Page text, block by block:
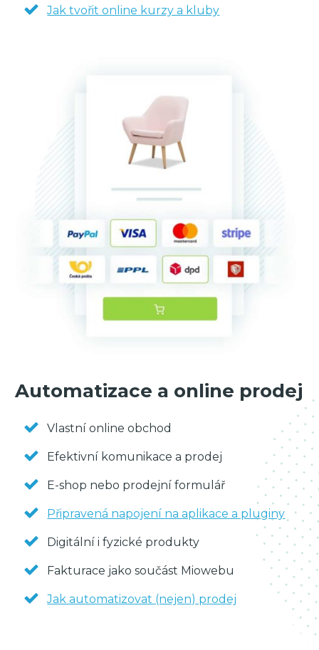
Jak tvořit online kurzy a kluby
Automatizace a online prodej
Vlastní online obchod
Efektivní komunikace a prodej
E-shop nebo prodejní formulář
Připravená napojení na aplikace a pluginy
Digitální i fyzické produkty
Fakturace jako součást Miowebu
Jak automatizovat (nejen) prodej